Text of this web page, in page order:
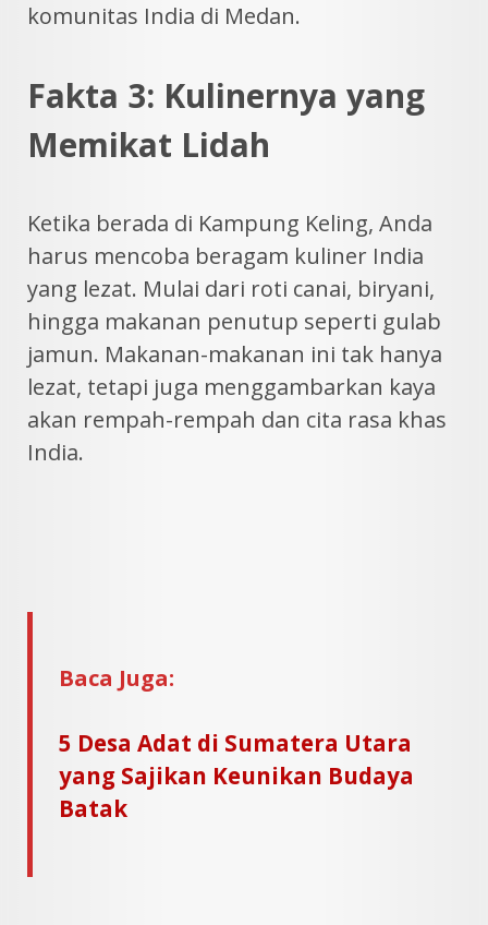
komunitas India di Medan.
Fakta 3: Kulinernya yang
Memikat Lidah
Ketika berada di Kampung Keling, Anda
harus mencoba beragam kuliner India
yang lezat. Mulai dari roti canai, biryani,
hingga makanan penutup seperti gulab
jamun. Makanan-makanan ini tak hanya
lezat, tetapi juga menggambarkan kaya
akan rempah-rempah dan cita rasa khas
India.
Baca Juga:
5 Desa Adat di Sumatera Utara
yang Sajikan Keunikan Budaya
Batak